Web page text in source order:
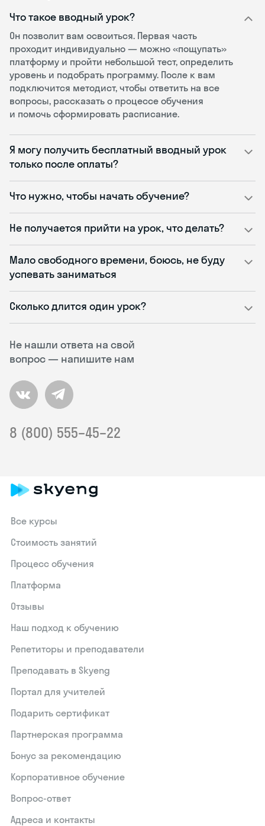
Не нашли ответа на свой
вопрос — напишите нам
8 (800) 555–45–22
Что такое вводный урок?
Он позволит вам освоиться. Первая часть
проходит индивидуально — можно «пощупать»
платформу и пройти небольшой тест, определить
уровень и подобрать программу. После к вам
подключится методист, чтобы ответить на все
вопросы, рассказать о процессе обучения
и помочь сформировать расписание.
Я могу получить бесплатный вводный урок
только после оплаты?
Что нужно, чтобы начать обучение?
Не получается прийти на урок, что делать?
Мало свободного времени, боюсь, не буду
успевать заниматься
Сколько длится один урок?
Все курсы
Стоимость занятий
Процесс обучения
Платформа
Отзывы
Наш подход к обучению
Репетиторы и преподаватели
Преподавать в Skyeng
Портал для учителей
Подарить сертификат
Партнерская программа
Бонус за рекомендацию
Корпоративное обучение
Вопрос-ответ
Адреса и контакты